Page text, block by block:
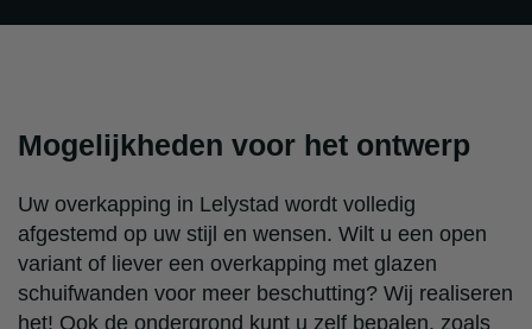
Mogelijkheden voor het ontwerp
Uw overkapping in Lelystad wordt volledig
afgestemd op uw stijl en wensen. Wilt u een open
variant of liever een overkapping met glazen
schuifwanden voor meer beschutting? Wij realiseren
het! Ook de ondergrond kunt u zelf bepalen, zoals